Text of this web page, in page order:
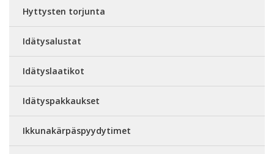
Hyttysten torjunta
Idätysalustat
Idätyslaatikot
Idätyspakkaukset
Ikkunakärpäspyydytimet